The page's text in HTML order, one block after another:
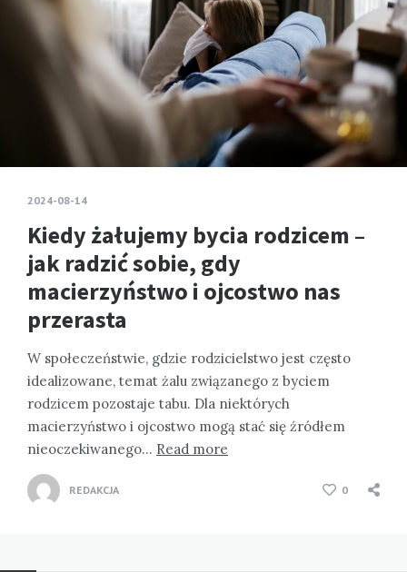
2024-08-14
Kiedy żałujemy bycia rodzicem –
jak radzić sobie, gdy
macierzyństwo i ojcostwo nas
przerasta
W społeczeństwie, gdzie rodzicielstwo jest często
idealizowane, temat żalu związanego z byciem
rodzicem pozostaje tabu. Dla niektórych
macierzyństwo i ojcostwo mogą stać się źródłem
nieoczekiwanego… Read more
REDAKCJA 0